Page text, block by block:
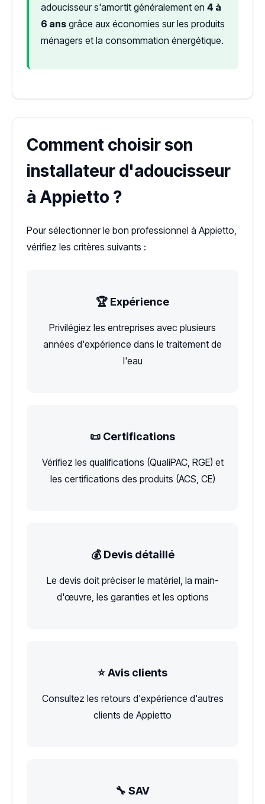
adoucisseur s'amortit généralement en 4 à
6 ans grâce aux économies sur les produits
ménagers et la consommation énergétique.
Comment choisir son
installateur d'adoucisseur
à Appietto ?
Pour sélectionner le bon professionnel à Appietto,
vérifiez les critères suivants :
🏆 Expérience
Privilégiez les entreprises avec plusieurs
années d'expérience dans le traitement de
l'eau
📜 Certifications
Vérifiez les qualifications (QualiPAC, RGE) et
les certifications des produits (ACS, CE)
💰 Devis détaillé
Le devis doit préciser le matériel, la main-
d'œuvre, les garanties et les options
⭐ Avis clients
Consultez les retours d'expérience d'autres
clients de Appietto
🔧 SAV